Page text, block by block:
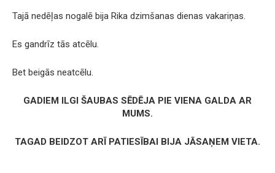
Tajā nedēļas nogalē bija Rika dzimšanas dienas vakariņas.
Es gandrīz tās atcēlu.
Bet beigās neatcēlu.
GADIEM ILGI ŠAUBAS SĒDĒJA PIE VIENA GALDA AR
MUMS.
TAGAD BEIDZOT ARĪ PATIESĪBAI BIJA JĀSAŅEM VIETA.